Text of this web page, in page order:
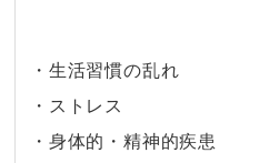
・生活習慣の乱れ
・ストレス
・身体的・精神的疾患